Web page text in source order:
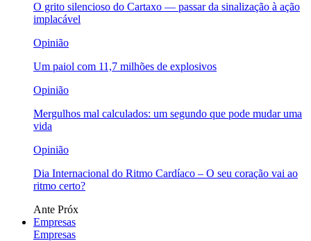
O grito silencioso do Cartaxo — passar da sinalização à ação
implacável
Opinião
Um paiol com 11,7 milhões de explosivos
Opinião
Mergulhos mal calculados: um segundo que pode mudar uma
vida
Opinião
Dia Internacional do Ritmo Cardíaco – O seu coração vai ao
ritmo certo?
Ante Próx
Empresas
Empresas